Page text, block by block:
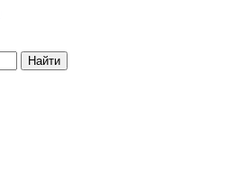
Найти